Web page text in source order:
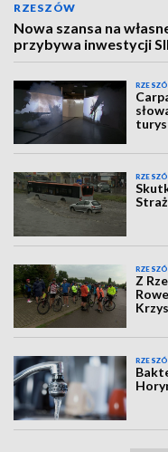
RZESZÓW
Nowa szansa na
przybywa inwestycji
Z